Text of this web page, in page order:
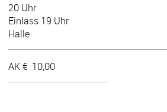
20 Uhr
Einlass 19 Uhr
Halle
AK € 10,00